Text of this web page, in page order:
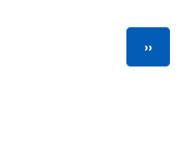
Pagina
››